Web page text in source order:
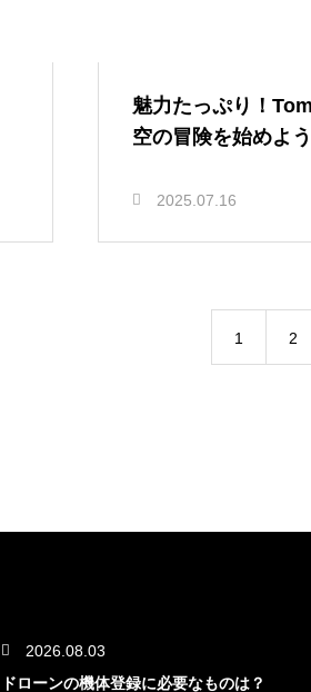
魅力たっぷり！
空の冒険を始めよう
2025.07.16
1 2
2026.08.03
ドローンの機体登録に必要なものは？